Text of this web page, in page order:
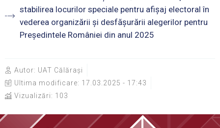
stabilirea locurilor speciale pentru afișaj electoral în
vederea organizării și desfășurării alegerilor pentru
Președintele României din anul 2025
Autor: UAT Călărași
Ultima modificare: 17.03.2025 - 17:43
Vizualizări: 103